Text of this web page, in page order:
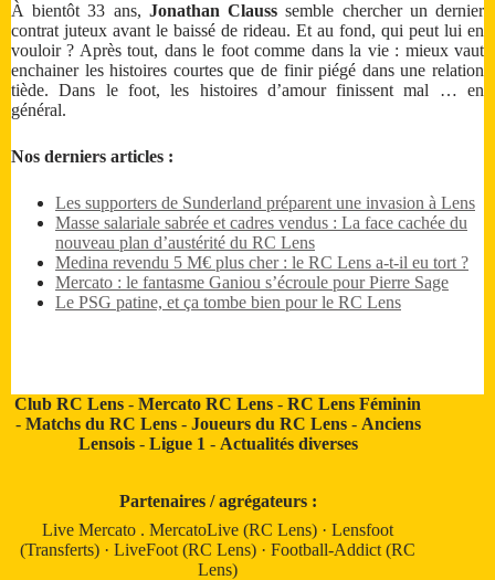
À bientôt 33 ans, Jonathan Clauss semble chercher un dernier
contrat juteux avant le baissé de rideau. Et au fond, qui peut lui en
vouloir ? Après tout, dans le foot comme dans la vie : mieux vaut
enchainer les histoires courtes que de finir piégé dans une relation
tiède. Dans le foot, les histoires d’amour finissent mal … en
général.
Nos derniers articles :
Les supporters de Sunderland préparent une invasion à Lens
Masse salariale sabrée et cadres vendus : La face cachée du
nouveau plan d’austérité du RC Lens
Medina revendu 5 M€ plus cher : le RC Lens a-t-il eu tort ?
Mercato : le fantasme Ganiou s’écroule pour Pierre Sage
Le PSG patine, et ça tombe bien pour le RC Lens
Club RC Lens -Mercato RC Lens -RC Lens Féminin
- Matchs du RC Lens- Joueurs du RC Lens- Anciens
Lensois- Ligue 1 - Actualités diverses
Partenaires / agrégateurs :
Live Mercato .MercatoLive (RC Lens) ·Lensfoot
(Transferts) ·LiveFoot (RC Lens) ·Football-Addict (RC
Lens)